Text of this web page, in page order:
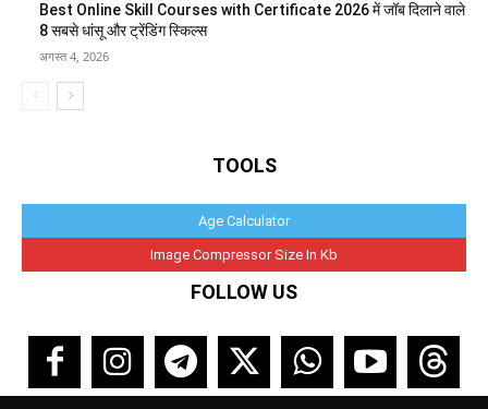
Best Online Skill Courses with Certificate 2026 में जॉब दिलाने वाले
8 सबसे धांसू और ट्रेंडिंग स्किल्स
अगस्त 4, 2026
TOOLS
Age Calculator
Image Compressor Size In Kb
FOLLOW US